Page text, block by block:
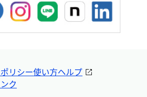
リシー使い方ヘルプ
ク